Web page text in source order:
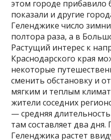
этом городе прибавило
показали и другие
Геленджике число
полтора раза, а в
Растущий интерес к
Краснодарского края
некоторые
сменить обстановку и
мягким и теплым
жители соседних
— средняя
там составляет два дня.
Геленджика растет